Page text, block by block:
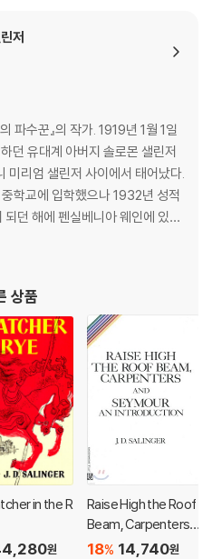
저
파수꾼』의 작가. 1919년 1월 1일
던 유대계 아버지 솔로몬 샐린저
미리엄 샐린저 사이에서 태어났다.
학교에 입학했으나 1932년 성적
던 해에 펜실베니아 웨인에 있는
파수
당하는 펜시 고등학교의 모델이
상품
in the R
원
Raise High the Roof
Beam, Carpenters a
nd Seymour: An Intr
14,740원
18%